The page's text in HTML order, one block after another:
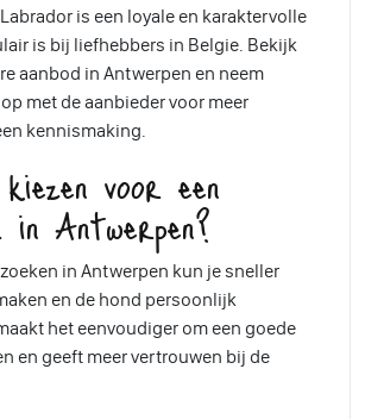
is een loyale en karaktervolle
is bij liefhebbers in Belgie. Bekijk
aanbod in Antwerpen en neem
met de aanbieder voor meer
kennismaking.
voor een
Antwerpen?
in Antwerpen kun je sneller
en de hond persoonlijk
het eenvoudiger om een goede
en geeft meer vertrouwen bij de